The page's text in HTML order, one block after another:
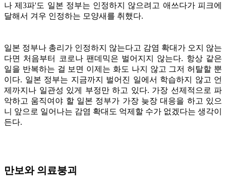
나 제3파'도 일본 정부는 인정하지 않으려고 애쓰다가 피크에
달해서 겨우 인정하는 모양새를 취했다.
일본 정부나 총리가 인정하지 않는다고 감염 확대가 오지 않는
다면 처음부터 코로나 팬데믹은 벌어지지 않는다. 항상 같은
일을 반복하는 걸 보면 이제는 화도 나지 않고 그저 허탈할 뿐
이다. 일본 정부는 지금까지 벌어진 일에서 학습하지 않고 언
제까지나 일관성 있게 부정만 하고 있다. 가장 선제적으로 파
악하고 움직여야 할 일본 정부가 가장 늦장 대응을 하고 있으
니 앞으로 일어나는 감염 확대도 억제할 수가 없겠다는 생각이
든다.
만보와 의료붕괴